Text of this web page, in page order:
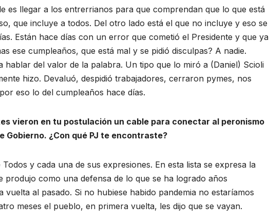
es llegar a los entrerrianos para que comprendan que lo que está
que incluye a todos. Del otro lado está el que no incluye y eso se
Están hace días con un error que cometió el Presidente y que ya
ese cumpleaños, que está mal y se pidió disculpas? A nadie.
del valor de la palabra. Un tipo que lo miró a (Daniel) Scioli
hizo. Devaluó, despidió trabajadores, cerraron pymes, nos
eso lo del cumpleaños hace días.
vieron en tu postulación un cable para conectar al peronismo
Gobierno. ¿Con qué PJ te encontraste?
y cada una de sus expresiones. En esta lista se expresa la
como una defensa de lo que se ha logrado años
al pasado. Si no hubiese habido pandemia no estaríamos
meses el pueblo, en primera vuelta, les dijo que se vayan.